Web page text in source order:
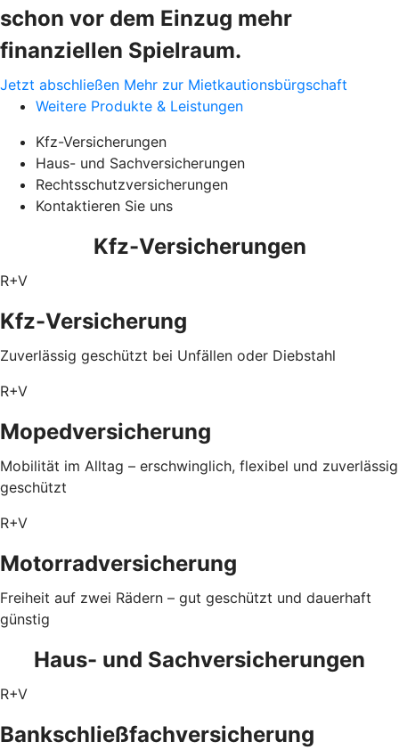
schon vor dem Einzug mehr
finanziellen Spielraum.
Jetzt abschließen Mehr zur Mietkautionsbürgschaft
Weitere Produkte & Leistungen
Kfz-Versicherungen
Haus- und Sachversicherungen
Rechtsschutzversicherungen
Kontaktieren Sie uns
Kfz-Versicherungen
R+V
Kfz-Versicherung
Zuverlässig geschützt bei Unfällen oder Diebstahl
R+V
Mopedversicherung
Mobilität im Alltag – erschwinglich, flexibel und zuverlässig
geschützt
R+V
Motorradversicherung
Freiheit auf zwei Rädern – gut geschützt und dauerhaft
günstig
Haus- und Sachversicherungen
R+V
Bankschließfachversicherung